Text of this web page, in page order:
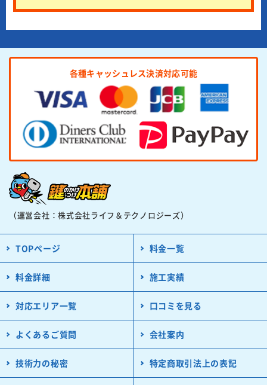
各種キャッシュレス決済対応可能
（運営会社：株式会社ライフ＆テクノロジーズ）
TOPページ 料金一覧
料金詳細 施工実績
対応エリア一覧 口コミを見る
よくあるご質問 会社案内
技術力の秘密 特定商取引法上の表記